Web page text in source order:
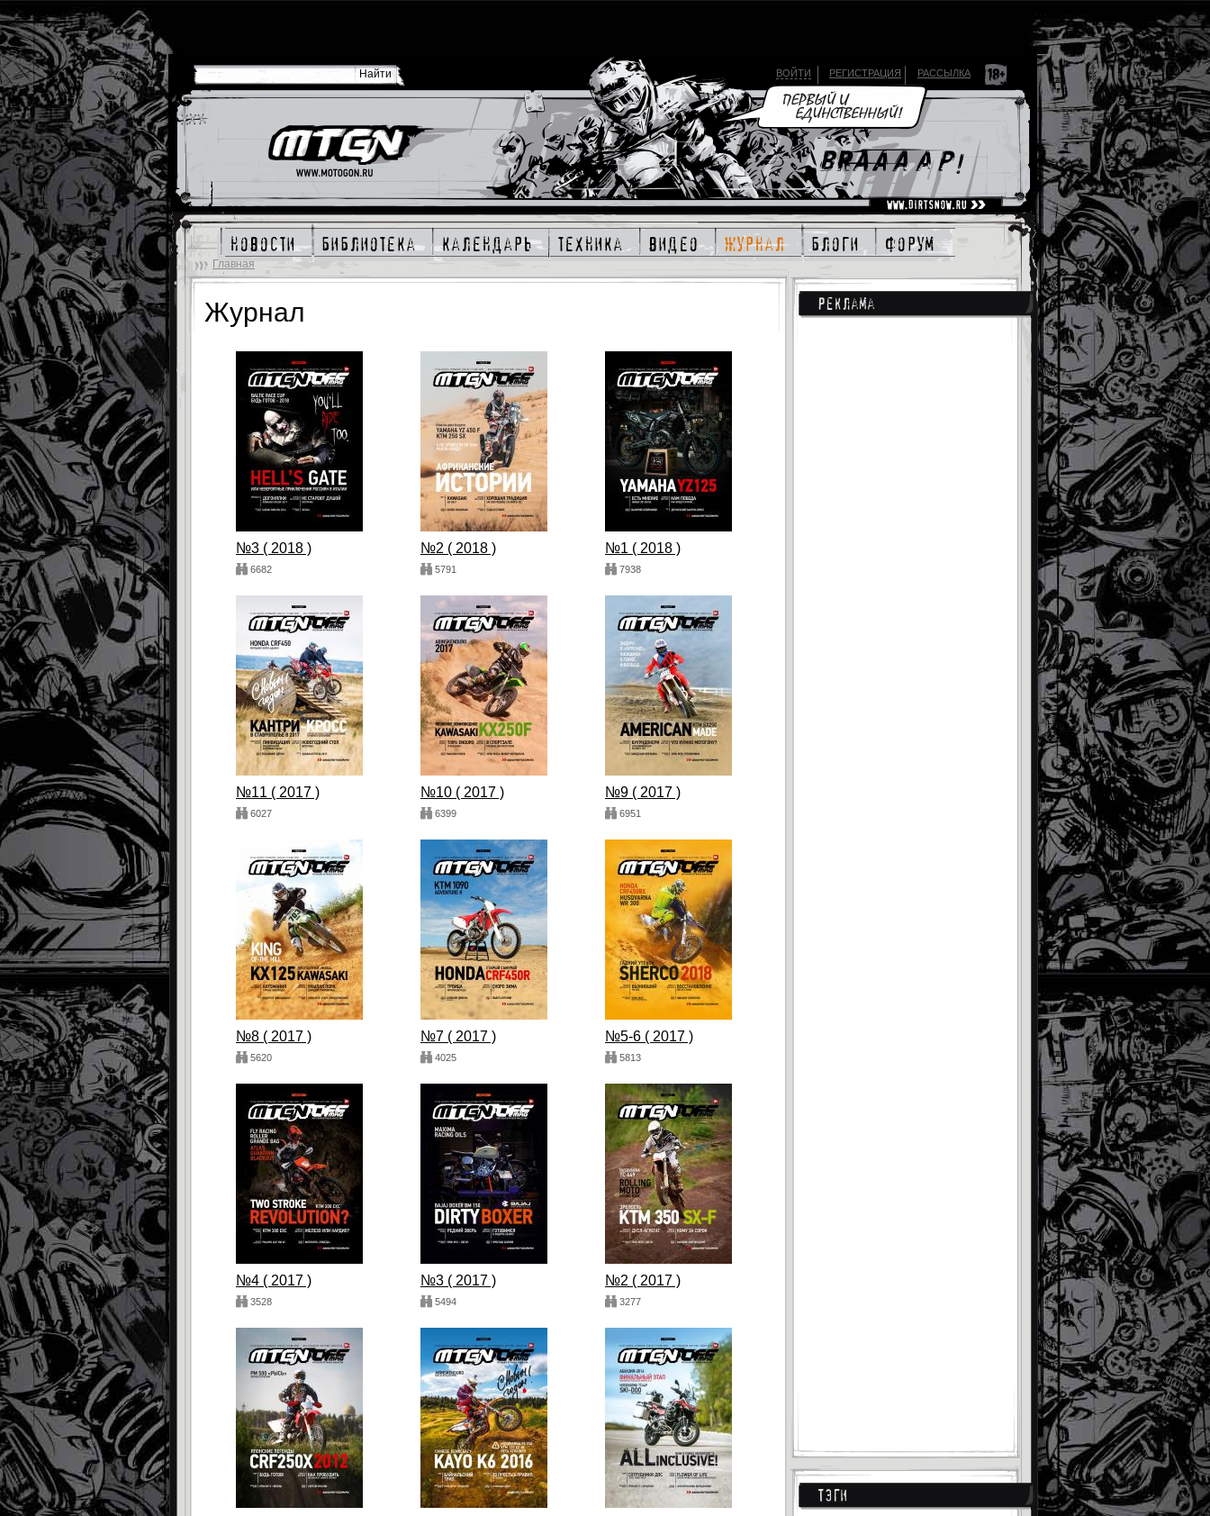
новости библиотека календарь техника видео журнал блоги форум
ВОЙТИ РЕГИСТРАЦИЯ РАССЫЛКА
Главная
Журнал
№3 ( 2018 )
6682
№2 ( 2018 )
5791
№1 ( 2018 )
7938
№11 ( 2017 )
6027
№10 ( 2017 )
6399
№9 ( 2017 )
6951
№8 ( 2017 )
5620
№7 ( 2017 )
4025
№5-6 ( 2017 )
5813
№4 ( 2017 )
3528
№3 ( 2017 )
5494
№2 ( 2017 )
3277
Реклама
Тэги